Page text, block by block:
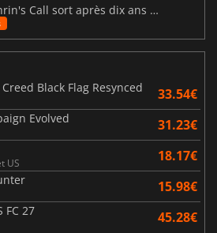
Forsaken Realms : Vahrin's Call sort après dix ans de développement
Black Flag Resynced
33.54€
Evolved 31.23€
US 18.17€
15.98€
FC 27 45.28€